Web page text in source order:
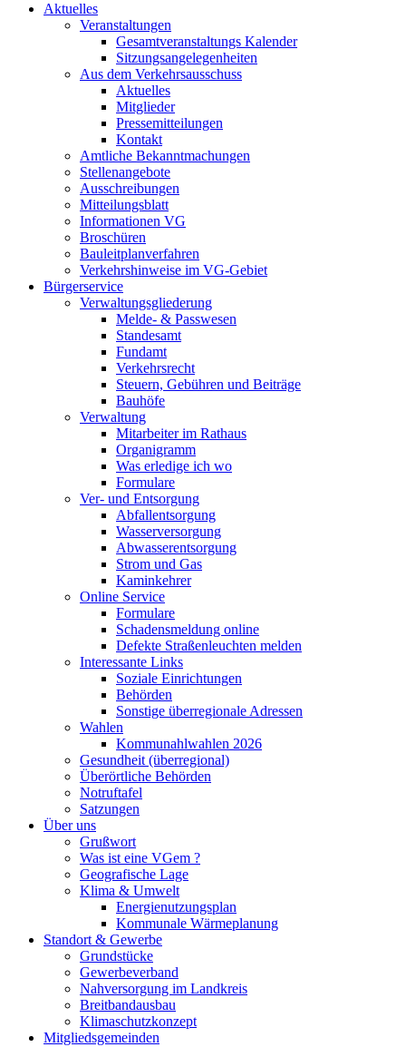
Aktuelles
Veranstaltungen
Gesamtveranstaltungs Kalender
Sitzungsangelegenheiten
Aus dem Verkehrsausschuss
Aktuelles
Mitglieder
Pressemitteilungen
Kontakt
Amtliche Bekanntmachungen
Stellenangebote
Ausschreibungen
Mitteilungsblatt
Informationen VG
Broschüren
Bauleitplanverfahren
Verkehrshinweise im VG-Gebiet
Bürgerservice
Verwaltungsgliederung
Melde- & Passwesen
Standesamt
Fundamt
Verkehrsrecht
Steuern, Gebühren und Beiträge
Bauhöfe
Verwaltung
Mitarbeiter im Rathaus
Organigramm
Was erledige ich wo
Formulare
Ver- und Entsorgung
Abfallentsorgung
Wasserversorgung
Abwasserentsorgung
Strom und Gas
Kaminkehrer
Online Service
Formulare
Schadensmeldung online
Defekte Straßenleuchten melden
Interessante Links
Soziale Einrichtungen
Behörden
Sonstige überregionale Adressen
Wahlen
Kommunahlwahlen 2026
Gesundheit (überregional)
Überörtliche Behörden
Notruftafel
Satzungen
Über uns
Grußwort
Was ist eine VGem ?
Geografische Lage
Klima & Umwelt
Energienutzungsplan
Kommunale Wärmeplanung
Standort & Gewerbe
Grundstücke
Gewerbeverband
Nahversorgung im Landkreis
Breitbandausbau
Klimaschutzkonzept
Mitgliedsgemeinden